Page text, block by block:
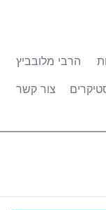
הרבי מלובביץ
צור קשר